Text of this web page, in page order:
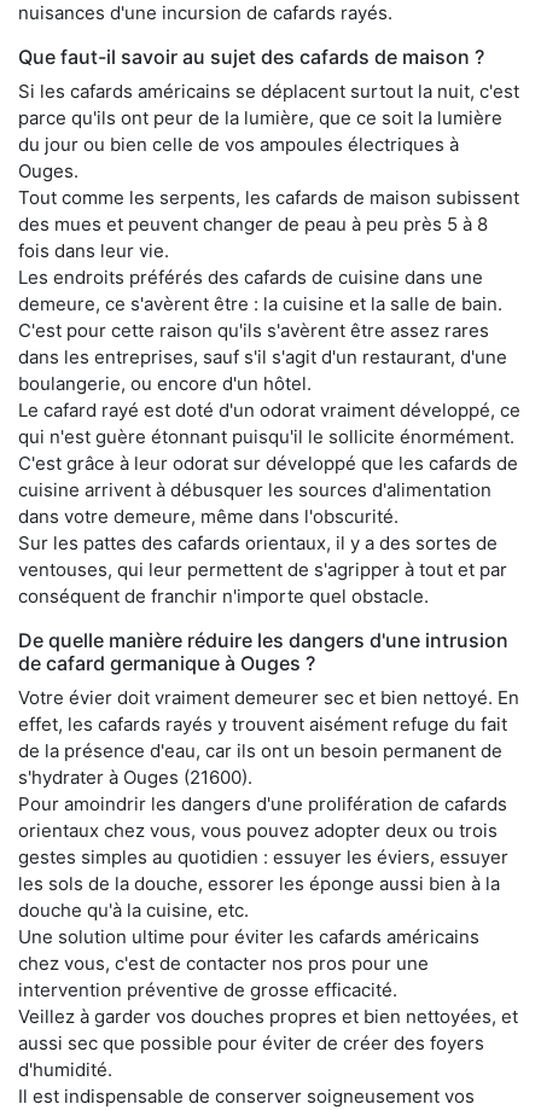
nuisances d'une incursion de cafards rayés.
Que faut-il savoir au sujet des cafards de maison ?
Si les cafards américains se déplacent surtout la nuit, c'est
parce qu'ils ont peur de la lumière, que ce soit la lumière
du jour ou bien celle de vos ampoules électriques à
Ouges.
Tout comme les serpents, les cafards de maison subissent
des mues et peuvent changer de peau à peu près 5 à 8
fois dans leur vie.
Les endroits préférés des cafards de cuisine dans une
demeure, ce s'avèrent être : la cuisine et la salle de bain.
C'est pour cette raison qu'ils s'avèrent être assez rares
dans les entreprises, sauf s'il s'agit d'un restaurant, d'une
boulangerie, ou encore d'un hôtel.
Le cafard rayé est doté d'un odorat vraiment développé, ce
qui n'est guère étonnant puisqu'il le sollicite énormément.
C'est grâce à leur odorat sur développé que les cafards de
cuisine arrivent à débusquer les sources d'alimentation
dans votre demeure, même dans l'obscurité.
Sur les pattes des cafards orientaux, il y a des sortes de
ventouses, qui leur permettent de s'agripper à tout et par
conséquent de franchir n'importe quel obstacle.
De quelle manière réduire les dangers d'une intrusion
de cafard germanique à Ouges ?
Votre évier doit vraiment demeurer sec et bien nettoyé. En
effet, les cafards rayés y trouvent aisément refuge du fait
de la présence d'eau, car ils ont un besoin permanent de
s'hydrater à Ouges (21600).
Pour amoindrir les dangers d'une prolifération de cafards
orientaux chez vous, vous pouvez adopter deux ou trois
gestes simples au quotidien : essuyer les éviers, essuyer
les sols de la douche, essorer les éponge aussi bien à la
douche qu'à la cuisine, etc.
Une solution ultime pour éviter les cafards américains
chez vous, c'est de contacter nos pros pour une
intervention préventive de grosse efficacité.
Veillez à garder vos douches propres et bien nettoyées, et
aussi sec que possible pour éviter de créer des foyers
d'humidité.
Il est indispensable de conserver soigneusement vos